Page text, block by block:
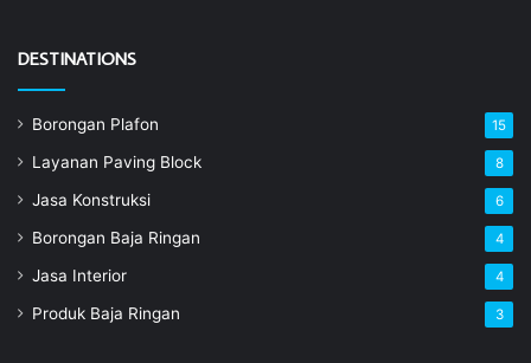
DESTINATIONS
Borongan Plafon 15
Layanan Paving Block 8
Jasa Konstruksi 6
Borongan Baja Ringan 4
Jasa Interior 4
Produk Baja Ringan 3